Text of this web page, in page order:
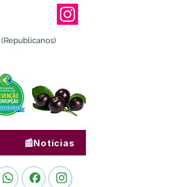
(Republicanos)
📰Notícias